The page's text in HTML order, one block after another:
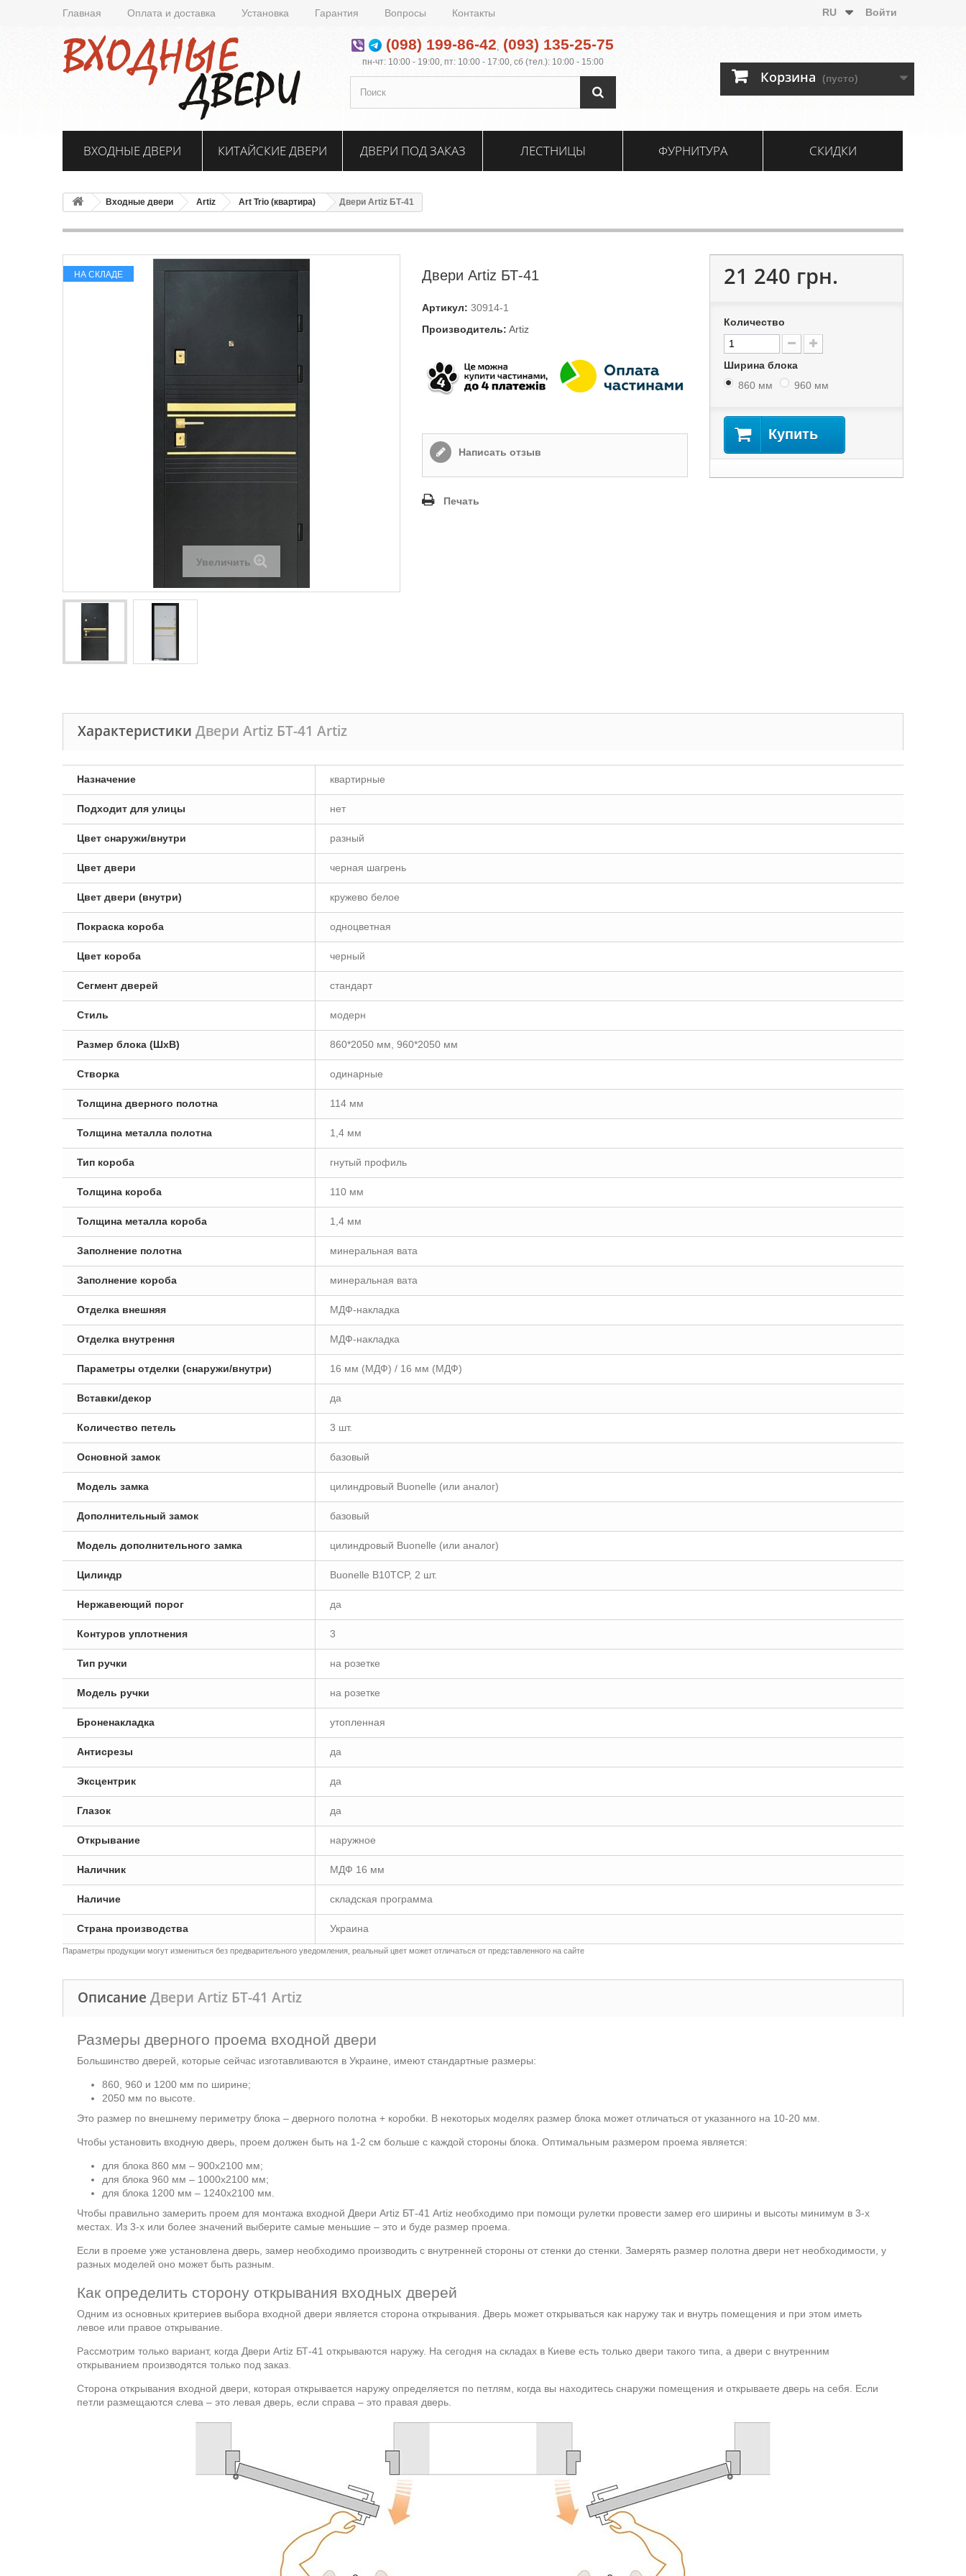
Главная Оплата и доставка Установка Гарантия Вопросы Контакты Войти
RU
(098) 199-86-42, (093) 135-25-75
пн-чт: 10:00 - 19:00, пт: 10:00 - 17:00, сб (тел.): 10:00 - 15:00
Корзина (пусто)
ВХОДНЫЕ ДВЕРИ КИТАЙСКИЕ ДВЕРИ ДВЕРИ ПОД ЗАКАЗ ЛЕСТНИЦЫ ФУРНИТУРА СКИДКИ
Входные двери Artiz Art Trio (квартира) Двери Artiz БТ-41
НА СКЛАДЕ
Увеличить
Двери Artiz БТ-41
Артикул: 30914-1
Производитель: Artiz
Написать отзыв
Печать
21 240 грн.
Количество
Ширина блока
860 мм
960 мм
Купить
Характеристики Двери Artiz БТ-41 Artiz
Назначение квартирные
Подходит для улицы нет
Цвет снаружи/внутри разный
Цвет двери черная шагрень
Цвет двери (внутри) кружево белое
Покраска короба одноцветная
Цвет короба черный
Сегмент дверей стандарт
Стиль модерн
Размер блока (ШxВ) 860*2050 мм, 960*2050 мм
Створка одинарные
Толщина дверного полотна 114 мм
Толщина металла полотна 1,4 мм
Тип короба гнутый профиль
Толщина короба 110 мм
Толщина металла короба 1,4 мм
Заполнение полотна минеральная вата
Заполнение короба минеральная вата
Отделка внешняя МДФ-накладка
Отделка внутрення МДФ-накладка
Параметры отделки (снаружи/внутри) 16 мм (МДФ) / 16 мм (МДФ)
Вставки/декор да
Количество петель 3 шт.
Основной замок базовый
Модель замка цилиндровый Buonelle (или аналог)
Дополнительный замок базовый
Модель дополнительного замка цилиндровый Buonelle (или аналог)
Цилиндр Buonellе B10TCP, 2 шт.
Нержавеющий порог да
Контуров уплотнения 3
Тип ручки на розетке
Модель ручки на розетке
Броненакладка утопленная
Антисрезы да
Эксцентрик да
Глазок да
Открывание наружное
Наличник МДФ 16 мм
Наличие складская программа
Страна производства Украина
Параметры продукции могут измениться без предварительного уведомления, реальный цвет может отличаться от представленного на сайте
Описание Двери Artiz БТ-41 Artiz
Размеры дверного проема входной двери
Большинство дверей, которые сейчас изготавливаются в Украине, имеют стандартные размеры:
860, 960 и 1200 мм по ширине;
2050 мм по высоте.
Это размер по внешнему периметру блока – дверного полотна + коробки. В некоторых моделях размер блока может отличаться от указанного на 10-20 мм.
Чтобы установить входную дверь, проем должен быть на 1-2 см больше с каждой стороны блока. Оптимальным размером проема является:
для блока 860 мм – 900х2100 мм;
для блока 960 мм – 1000х2100 мм;
для блока 1200 мм – 1240х2100 мм.
Чтобы правильно замерить проем для монтажа входной Двери Artiz БТ-41 Artiz необходимо при помощи рулетки провести замер его ширины и высоты минимум в 3-х
местах. Из 3-х или более значений выберите самые меньшие – это и буде размер проема.
Если в проеме уже установлена дверь, замер необходимо производить с внутренней стороны от стенки до стенки. Замерять размер полотна двери нет необходимости, у
разных моделей оно может быть разным.
Как определить сторону открывания входных дверей
Одним из основных критериев выбора входной двери является сторона открывания. Дверь может открываться как наружу так и внутрь помещения и при этом иметь
левое или правое открывание.
Рассмотрим только вариант, когда Двери Artiz БТ-41 открываются наружу. На сегодня на складах в Киеве есть только двери такого типа, а двери с внутренним
открыванием производятся только под заказ.
Сторона открывания входной двери, которая открывается наружу определяется по петлям, когда вы находитесь снаружи помещения и открываете дверь на себя. Если
петли размещаются слева – это левая дверь, если справа – это правая дверь.